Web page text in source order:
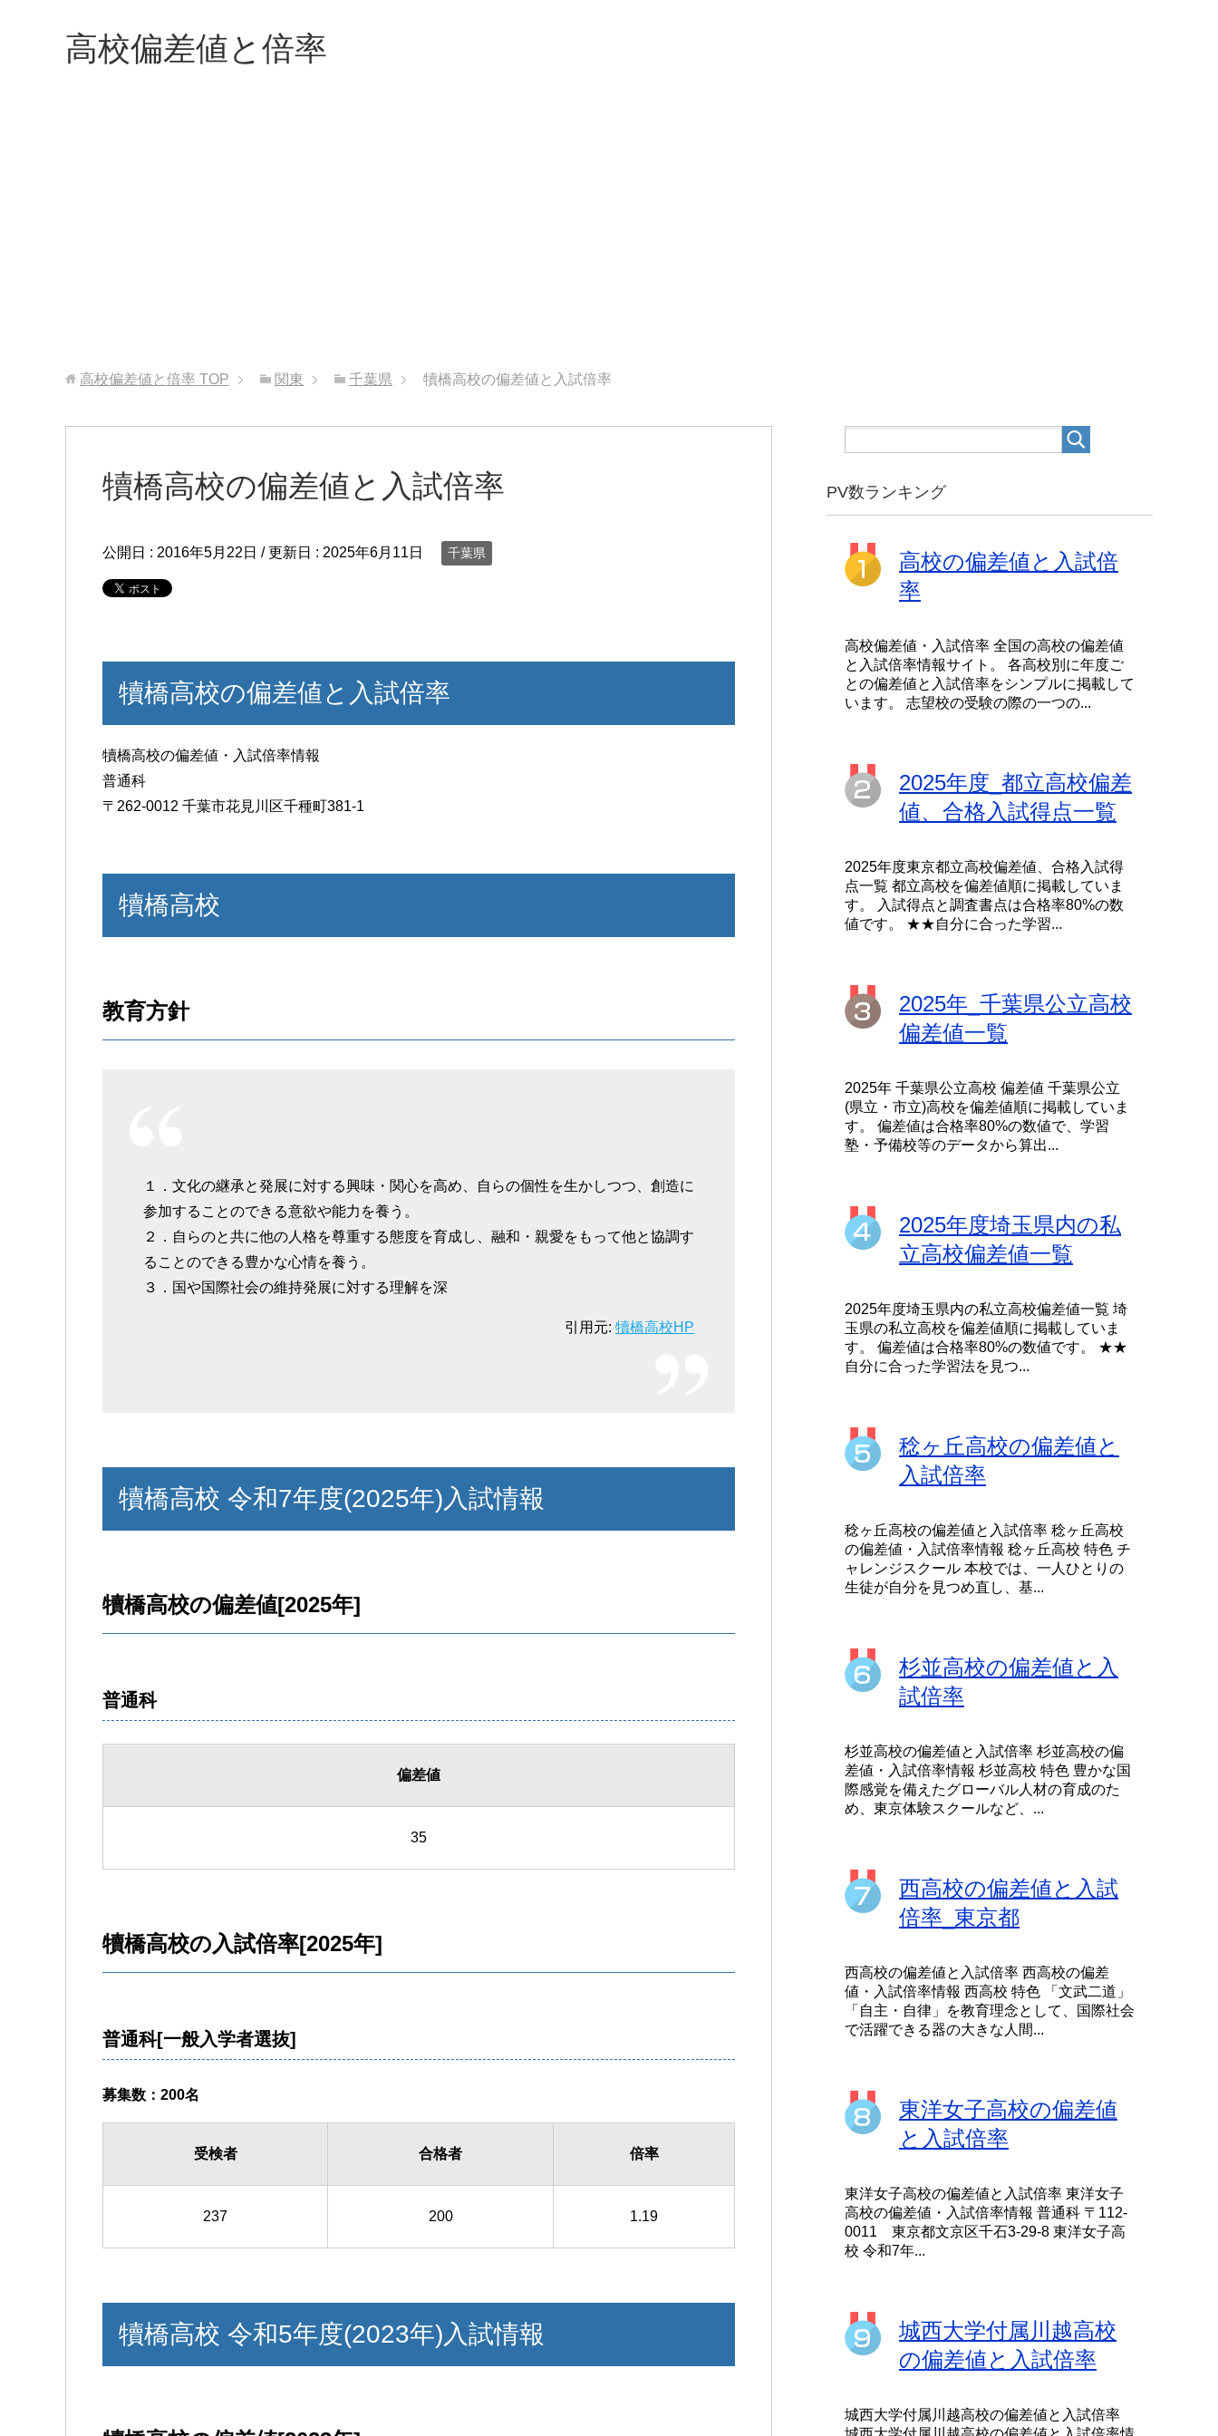
高校偏差値と倍率
高校偏差値と倍率 TOP 関東 千葉県 犢橋高校の偏差値と入試倍率
犢橋高校の偏差値と入試倍率
公開日 : 2016年5月22日 / 更新日 : 2025年6月11日 千葉県
犢橋高校の偏差値と入試倍率
犢橋高校の偏差値・入試倍率情報
普通科
〒262-0012 千葉市花見川区千種町381-1
犢橋高校
教育方針
１．文化の継承と発展に対する興味・関心を高め、自らの個性を生かしつつ、創造に
参加することのできる意欲や能力を養う。
２．自らのと共に他の人格を尊重する態度を育成し、融和・親愛をもって他と協調す
ることのできる豊かな心情を養う。
３．国や国際社会の維持発展に対する理解を深
引用元: 犢橋高校HP
犢橋高校 令和7年度(2025年)入試情報
犢橋高校の偏差値[2025年]
普通科
偏差値
35
犢橋高校の入試倍率[2025年]
普通科[一般入学者選抜]
募集数：200名
受検者 合格者 倍率
237 200 1.19
犢橋高校 令和5年度(2023年)入試情報
PV数ランキング
高校の偏差値と入試倍
率
高校偏差値・入試倍率 全国の高校の偏差値
と入試倍率情報サイト。 各高校別に年度ご
との偏差値と入試倍率をシンプルに掲載して
います。 志望校の受験の際の一つの...
2025年度_都立高校偏差
値、合格入試得点一覧
2025年度東京都立高校偏差値、合格入試得
点一覧 都立高校を偏差値順に掲載していま
す。 入試得点と調査書点は合格率80%の数
値です。 ★★自分に合った学習...
2025年_千葉県公立高校
偏差値一覧
2025年 千葉県公立高校 偏差値 千葉県公立
(県立・市立)高校を偏差値順に掲載していま
す。 偏差値は合格率80%の数値で、学習
塾・予備校等のデータから算出...
2025年度埼玉県内の私
立高校偏差値一覧
2025年度埼玉県内の私立高校偏差値一覧 埼
玉県の私立高校を偏差値順に掲載していま
す。 偏差値は合格率80%の数値です。 ★★
自分に合った学習法を見つ...
稔ヶ丘高校の偏差値と
入試倍率
稔ヶ丘高校の偏差値と入試倍率 稔ヶ丘高校
の偏差値・入試倍率情報 稔ヶ丘高校 特色 チ
ャレンジスクール 本校では、一人ひとりの
生徒が自分を見つめ直し、基...
杉並高校の偏差値と入
試倍率
杉並高校の偏差値と入試倍率 杉並高校の偏
差値・入試倍率情報 杉並高校 特色 豊かな国
際感覚を備えたグローバル人材の育成のた
め、東京体験スクールなど、...
西高校の偏差値と入試
倍率_東京都
西高校の偏差値と入試倍率 西高校の偏差
値・入試倍率情報 西高校 特色 「文武二道」
「自主・自律」を教育理念として、国際社会
で活躍できる器の大きな人間...
東洋女子高校の偏差値
と入試倍率
東洋女子高校の偏差値と入試倍率 東洋女子
高校の偏差値・入試倍率情報 普通科 〒112-
0011 東京都文京区千石3-29-8 東洋女子高
校 令和7年...
城西大学付属川越高校
の偏差値と入試倍率
城西大学付属川越高校の偏差値と入試倍率